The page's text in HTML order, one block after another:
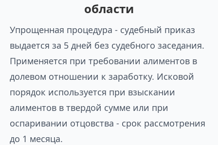
области
Упрощенная процедура - судебный приказ
выдается за 5 дней без судебного заседания.
Применяется при требовании алиментов в
долевом отношении к заработку. Исковой
порядок используется при взыскании
алиментов в твердой сумме или при
оспаривании отцовства - срок рассмотрения
до 1 месяца.